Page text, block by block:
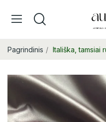
Pagrindinis Itališka, tamsiai